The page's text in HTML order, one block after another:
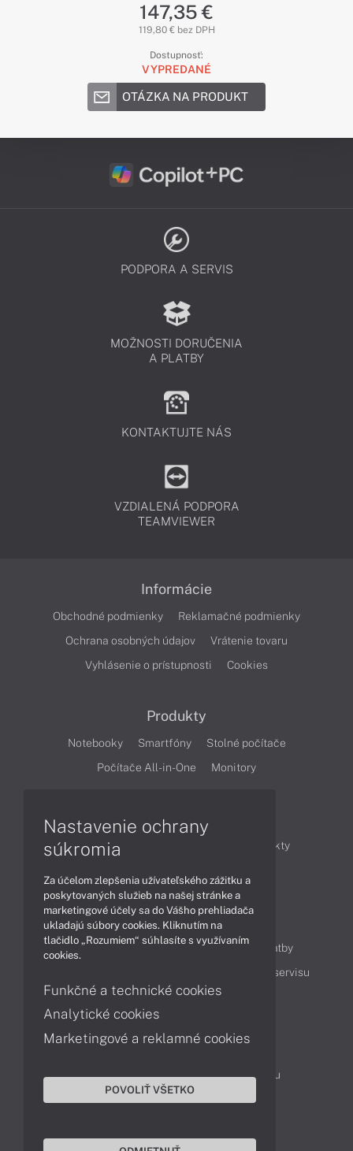
147,35 €
119,80 € bez DPH
Dostupnosť:
VYPREDANÉ
OTÁZKA NA PRODUKT
PODPORA A SERVIS
MOŽNOSTI DORUČENIA
A PLATBY
KONTAKTUJTE NÁS
VZDIALENÁ PODPORA
TEAMVIEWER
Informácie
Obchodné podmienky
Reklamačné podmienky
Ochrana osobných údajov
Vrátenie tovaru
Vyhlásenie o prístupnosti
Cookies
Produkty
Notebooky Smartfóny
Stolné počítače
Počítače All-in-One
Monitory
Články
Obchodné informácie
Produkty
Obsah
Ako nakupovať
Možnosti doručenia a platby
Cenník servisu
Kontakty
Servisné oddelenie
Reklamácia tovaru
Nastavenie ochrany
súkromia
Za účelom zlepšenia užívateľského zážitku a
poskytovaných služieb na našej stránke a
marketingové účely sa do Vášho prehliadača
ukladajú súbory cookies. Kliknutím na
tlačidlo „Rozumiem“ súhlasíte s využívaním
cookies.
Funkčné a technické cookies
Analytické cookies
Marketingové a reklamné cookies
POVOLIŤ VŠETKO